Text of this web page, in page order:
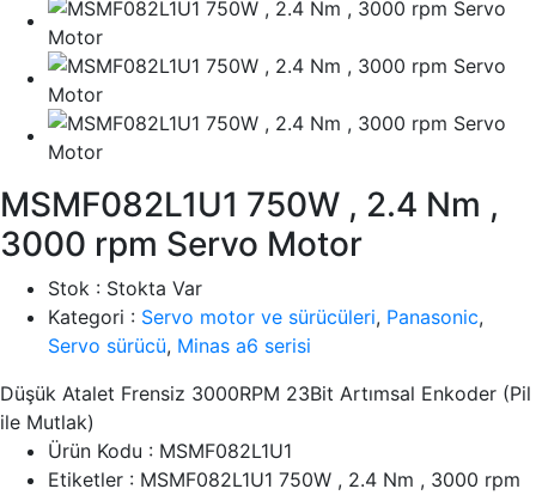
MSMF082L1U1 750W , 2.4 Nm ,
3000 rpm Servo Motor
Stok : Stokta Var
Kategori : Servo motor ve sürücüleri, Panasonic,
Servo sürücü, Minas a6 serisi
Düşük Atalet Frensiz 3000RPM 23Bit Artımsal Enkoder (Pil
ile Mutlak)
Ürün Kodu : MSMF082L1U1
Etiketler : MSMF082L1U1 750W , 2.4 Nm , 3000 rpm